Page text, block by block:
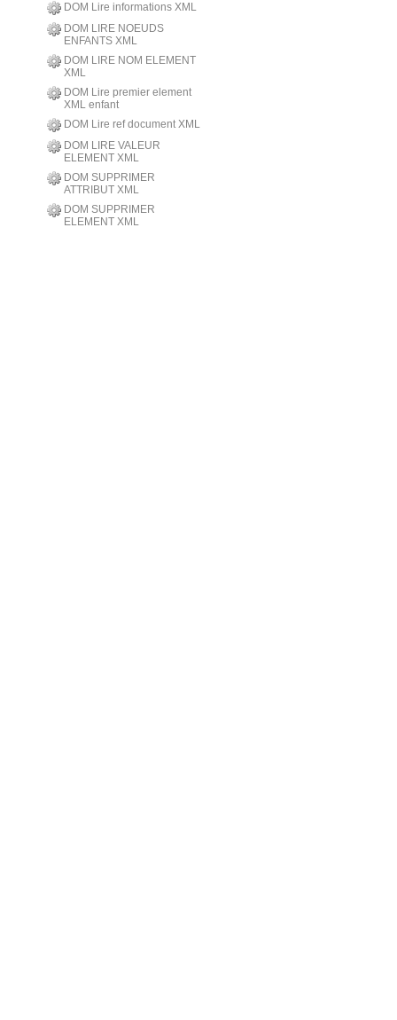
DOM Lire informations XML
DOM LIRE NOEUDS
ENFANTS XML
DOM LIRE NOM ELEMENT
XML
DOM Lire premier element
XML enfant
DOM Lire ref document XML
DOM LIRE VALEUR
ELEMENT XML
DOM SUPPRIMER
ATTRIBUT XML
DOM SUPPRIMER
ELEMENT XML